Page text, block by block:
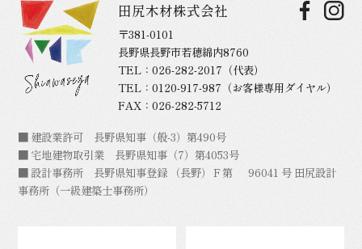
田尻木材株式会社
〒381-0101
長野県長野市若穂綿内8760
TEL： 026-282-2017 （代表）
TEL： 0120-917-987 （お客様専用ダイヤル）
FAX：026-282-5712
■ 建設業許可 長野県知事（般-3）第490号
■ 宅地建物取引業 長野県知事（7）第4053号
■ 設計事務所 長野県知事登録 （長野）Ｆ第 96041 号 田尻設計
事務所（一級建築士事務所）